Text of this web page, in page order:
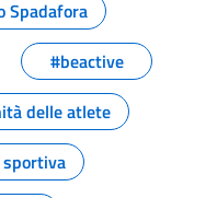
Spadafora
#beactive
delle atlete
sportiva